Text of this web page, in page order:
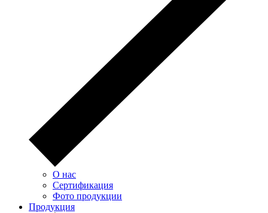
О нас
Сертификация
Фото продукции
Продукция